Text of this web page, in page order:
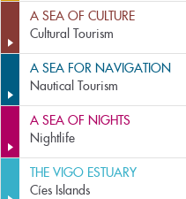
A SEA OF CULTURE
Cultural Tourism
A SEA FOR NAVIGATION
Nautical Tourism
A SEA OF NIGHTS
Nightlife
THE VIGO ESTUARY
Cíes Islands